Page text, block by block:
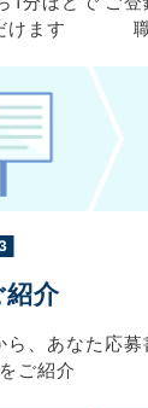
けます
介
、 あなた
ご紹介
応